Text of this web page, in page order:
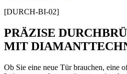
[DURCH-BI-02]
PRÄZISE
MIT
Ob Sie eine neue Tür brauchen, eine